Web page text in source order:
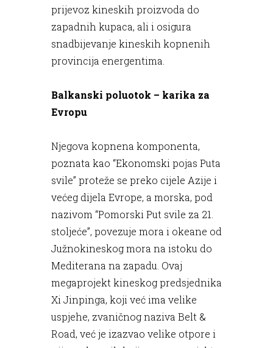
prijevoz kineskih proizvoda do
zapadnih kupaca, ali i osigura
snadbijevanje kineskih kopnenih
provincija energentima.
Balkanski poluotok – karika za
Evropu
Njegova kopnena komponenta,
poznata kao “Ekonomski pojas Puta
svile” proteže se preko cijele Azije i
većeg dijela Evrope, a morska, pod
nazivom “Pomorski Put svile za 21.
stoljeće”, povezuje mora i okeane od
Južnokineskog mora na istoku do
Mediterana na zapadu. Ovaj
megaprojekt kineskog predsjednika
Xi Jinpinga, koji već ima velike
uspjehe, zvaničnog naziva Belt &
Road, već je izazvao velike otpore i